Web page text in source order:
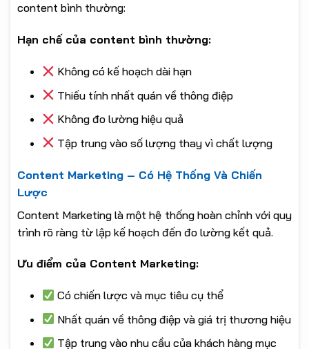
content bình thường:
Hạn chế của content bình thường:
Không có kế hoạch dài hạn
Thiếu tính nhất quán về thông điệp
Không đo lường hiệu quả
Tập trung vào số lượng thay vì chất lượng
Content Marketing – Có Hệ Thống Và Chiến
Lược
Content Marketing là một hệ thống hoàn chỉnh với quy
trình rõ ràng từ lập kế hoạch đến đo lường kết quả.
Ưu điểm của Content Marketing:
Có chiến lược và mục tiêu cụ thể
Nhất quán về thông điệp và giá trị thương hiệu
Tập trung vào nhu cầu của khách hàng mục